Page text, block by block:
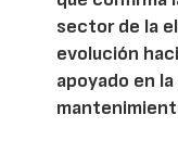
sector de la
evolución
apoyado en